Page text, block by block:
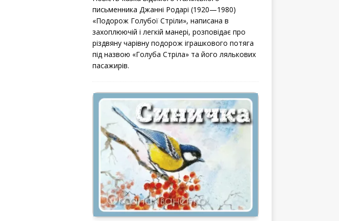
письменника Джанні Родарі (1920—1980)
«Подорож Голубої Стріли», написана в
захоплюючій і легкій манері, розповідає про
різдвяну чарівну подорож іграшкового потяга
під назвою «Голуба Стріла» та його лялькових
пасажирів.